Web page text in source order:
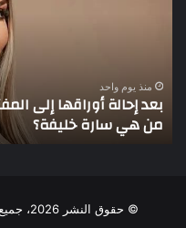
المخدرات
الكبرى..
من
منذ يوم واحد
بعد إحالة أوراقها إلى
من هي سارة خليفة؟
© حقوق النشر 2026، جميع الحقوق محفوظة لجريدة ثوار مصر